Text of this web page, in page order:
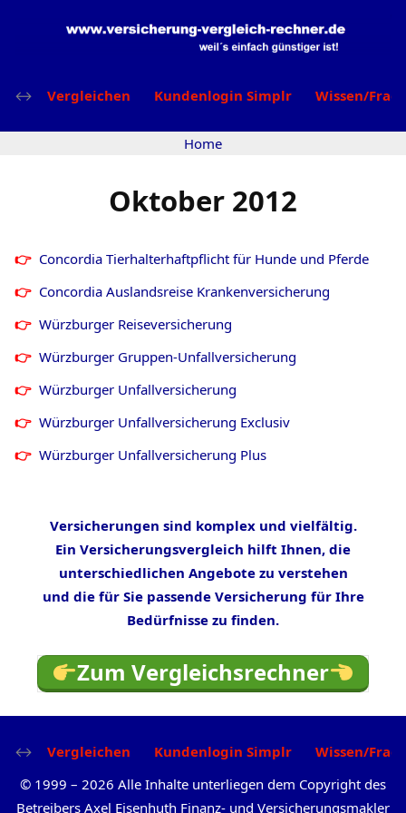
Vergleichen Kundenlogin Simplr Wissen/
Home
Oktober 2012
Concordia Tierhalterhaftpflicht für Hunde und Pferde
Concordia Auslandsreise Krankenversicherung
Würzburger Reiseversicherung
Würzburger Gruppen-Unfallversicherung
Würzburger Unfallversicherung
Würzburger Unfallversicherung Exclusiv
Würzburger Unfallversicherung Plus
Versicherungen sind komplex und vielfältig.
Ein Versicherungsvergleich hilft Ihnen, die
unterschiedlichen Angebote zu verstehen
und die für Sie passende Versicherung für Ihre
Bedürfnisse zu finden.
Zum Vergleichsrechner
Vergleichen Kundenlogin Simplr
Wissen/
© 1999 – 2026 Alle Inhalte unterliegen dem Copyright des
Betreibers Axel Eisenhuth Finanz- und Versicherungsmakler